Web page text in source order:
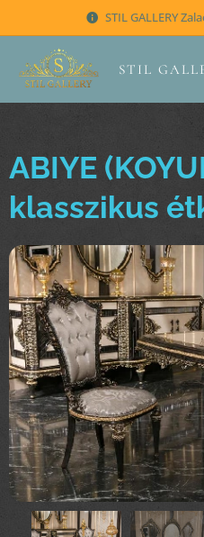
STIL GALLERY
STIL
ABIYE
klasszikus